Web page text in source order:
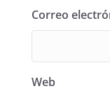
Correo
Web